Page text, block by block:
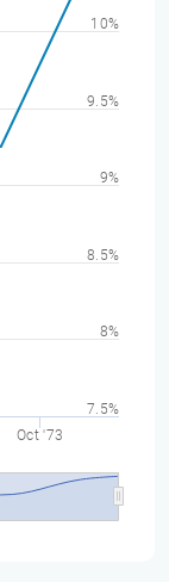
Oct '73
7.5%
8%
8.5%
9%
9.5%
10%